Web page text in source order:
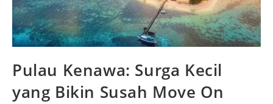
Pulau Kenawa: Surga Kecil
yang Bikin Susah Move On